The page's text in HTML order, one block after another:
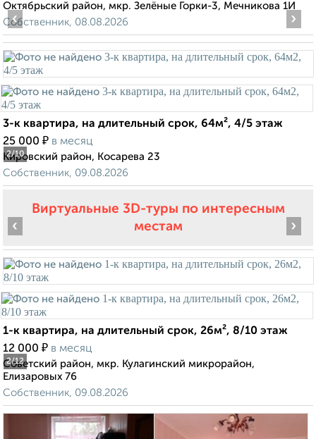
Октябрьский район, мкр. Зелёные Горки-3, Мечникова 1И
Собственник, 08.08.2026
2/10
‹ ›
3-к квартира, на длительный срок, 64м², 4/5 этаж
25 000 ₽ в месяц
Кировский район, Косарева 23
Собственник, 09.08.2026
Виртуальные 3D-туры по интересным
местам
2/12
‹ ›
1-к квартира, на длительный срок, 26м², 8/10 этаж
12 000 ₽ в месяц
Советский район, мкр. Кулагинский микрорайон,
Елизаровых 76
Собственник, 09.08.2026